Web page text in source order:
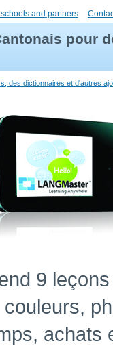
and partners
pour
des dictionnaires et d'autres
9
achats